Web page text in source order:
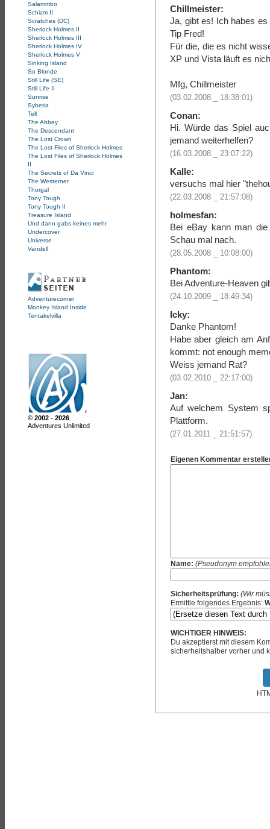
Salammbo
Schizm II
Scratches (DC)
Sherlock Holmes II
Sherlock Holmes III
Sherlock Holmes IV
Sherlock Holmes V
Sinking Island
So Blonde
Still Life (SE)
Still Life II
Sunrise
Syberia
Tell
The Abbey
The Descendant
The Lost Crown
The Lost Files of Sherlock Holmes
The Lost Files of Sherlock Holmes
II
The Secrets of Da Vinci
The Westerner
Thorgal
Tony Tough
Tony Tough II
Treasure Island
Und dann gabs keines mehr
Undercover
Universe
Vandell
Adventurecorner
Monkey Island Inside
Tentakelvilla
© 2002 - 2026
Adventures Unlimited
Chillmeister:
Ja, gibt es! Ich habes
Tip Fred!
Für die, die es nicht
XP und Vista läuft es
Mfg, Chillmeister
(03.02.2008 _ 18:38:01)
Conan:
Hi. Würde das Spiel
jemand weiterhelfen?
(16.03.2008 _ 23:07:22)
Kalle:
versuchs mal hier
(22.03.2008 _ 21:57:08)
holmesfan:
Bei eBay kann man
Schau mal nach.
(28.05.2008 _ 10:08:00)
Phantom:
Bei Adventure-Heaven
(24.10.2009 _ 18:49:34)
Icky:
Danke Phantom!
Habe aber gleich am
kommt: not enough
Weiss jemand Rat?
(03.02.2010 _ 22:17:00)
Jan:
Auf welchem System
Plattform.
(27.01.2011 _ 21:51:57)
Eigenen Kommentar
Name: (Pseudonym
Sicherheitsprüfung: (Wir
Ermittle folgendes Ergebnis:
WICHTIGER HINWEIS:
Du akzeptierst mit diesem
sicherheitshalber vorher und